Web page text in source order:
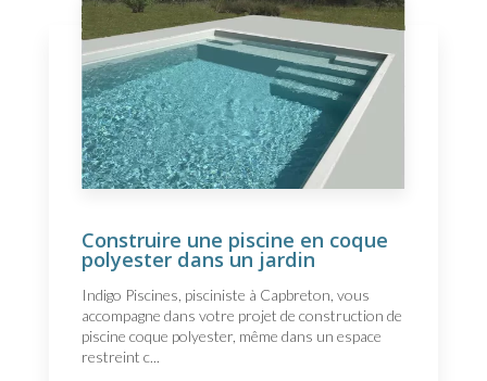
Construire une piscine en coque
polyester dans un jardin
Indigo Piscines, pisciniste à Capbreton, vous
accompagne dans votre projet de construction de
piscine coque polyester, même dans un espace
restreint c...